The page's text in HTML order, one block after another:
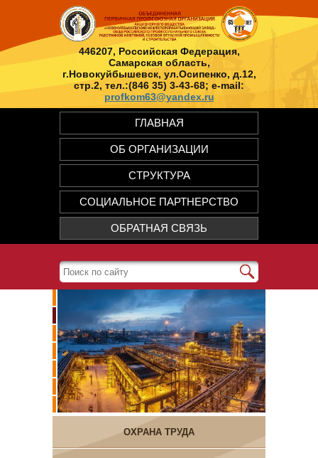
446207, Российская Федерация,
Самарская область,
г.Новокуйбышевск, ул.Осипенко, д.12,
стр.2, тел.:(846 35) 3-43-68; e-mail:
profkom63@yandex.ru
ГЛАВНАЯ
ОБ ОРГАНИЗАЦИИ
СТРУКТУРА
СОЦИАЛЬНОЕ ПАРТНЕРСТВО
ОБРАТНАЯ СВЯЗЬ
ОХРАНА ТРУДА